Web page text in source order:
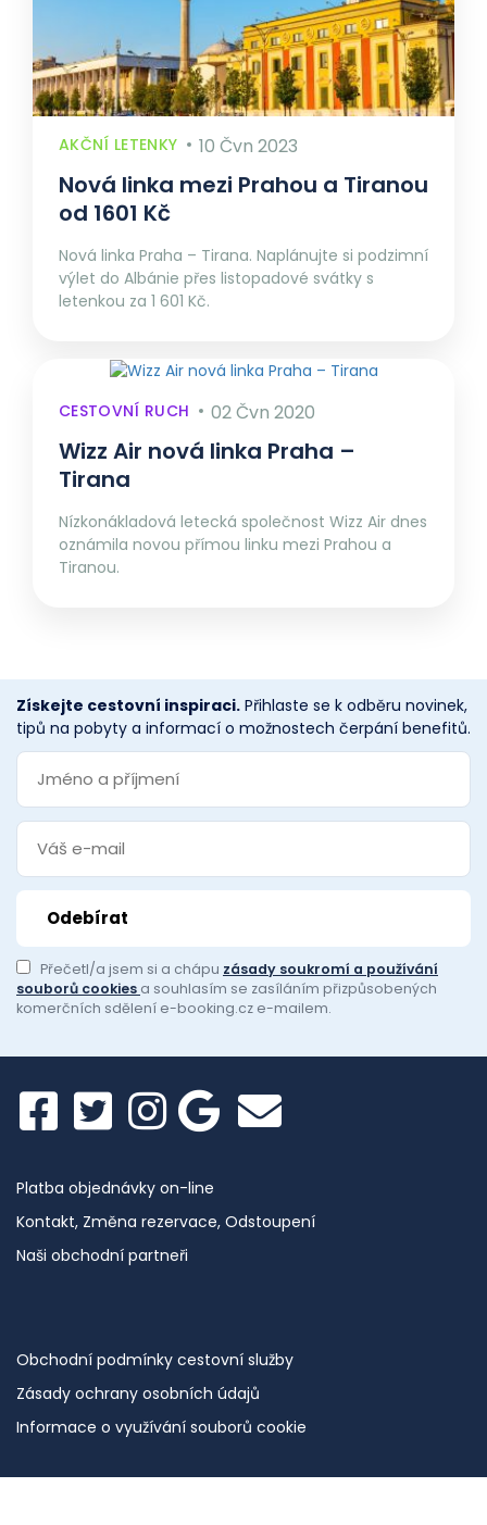
AKČNÍ LETENKY 10 Čvn 2023
Nová linka mezi Prahou a Tiranou
od 1601 Kč
Nová linka Praha – Tirana. Naplánujte si podzimní
výlet do Albánie přes listopadové svátky s
letenkou za 1 601 Kč.
CESTOVNÍ RUCH 02 Čvn 2020
Wizz Air nová linka Praha –
Tirana
Nízkonákladová letecká společnost Wizz Air dnes
oznámila novou přímou linku mezi Prahou a
Tiranou.
Získejte cestovní inspiraci. Přihlaste se k odběru novinek,
tipů na pobyty a informací o možnostech čerpání benefitů.
Přečetl/a jsem si a chápu zásady soukromí a používání
souborů cookies a souhlasím se zasíláním přizpůsobených
komerčních sdělení e-booking.cz e-mailem.
Platba objednávky on-line
Kontakt, Změna rezervace, Odstoupení
Naši obchodní partneři
Obchodní podmínky cestovní služby
Zásady ochrany osobních údajů
Informace o využívání souborů cookie